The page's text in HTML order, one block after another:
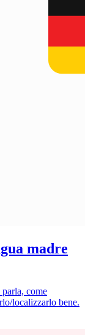
madre
come
localizzarlo bene.